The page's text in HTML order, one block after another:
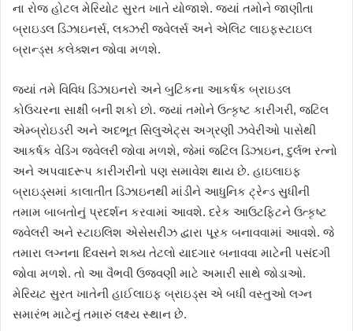
ના રોજ હોટલ મેરિયોટ સુરત ખાતે યોજાશે. જ્યાં તમોને જાણીતા
બ્રાઇડલ ડિઝાઇનર્સ, લક્ઝરી જ્વેલર્સ અને એલિટ લાઇફસ્ટાઇલ
બ્રાન્ડ્સ કલેક્શન જોવા મળશે.
જ્યાં તમે વિવિધ ડિઝાઇનરો અને બુટિકના આકર્ષક બ્રાઇડલ
કોઉચરના સાક્ષી બની શકો છો. જ્યાં તમોને ઉત્કૃષ્ટ કારીગરી, જટિલ
એમ્બ્રોઇડરી અને અદભૂત સિલુએટ્સ અગ્રણી ઝવેરીઓ પાસેથી
આકર્ષક વેડિંગ જ્વેલરી જોવા મળશે, જેમાં જટિલ ડિઝાઇન, દુર્લભ રત્નો
અને અપવાદરૂપ કારીગરીનો પણ સમાવેશ થાય છે. હાઇલાઇફ
બ્રાઇડ્સમાં કાલાતીત ડિઝાઇનથી માંડીને આધુનિક ટ્રેન્ડ સુધીની
તમામ બાબતોનું પ્રદર્શન કરવામાં આવશે. દરેક આઉટફિટને ઉત્કૃષ્ટ
જ્વેલરી અને સ્ટાઇલિશ એસેસરીઝ દ્વારા પૂરક બનાવવામાં આવશે. જે
તમારા લગ્નના દિવસને શક્ય તેટલો યાદગાર બનાવવા માટેની પસંદગી
જોવા મળશે. તો આ વૈભવી ઉજવણી માટે અમારી સાથે જોડાઓ.
મેરિયટ સુરત ખાતેની હાઈલાઇફ બ્રાઇડ્સ એ બધી વસ્તુઓ લગ્ન
સમારંભ માટેનું તમારું લક્ષ્ય સ્થાન છે.